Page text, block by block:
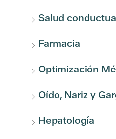
Salud
Farmacia
Optimización
Oído, Nariz y
Hepatología